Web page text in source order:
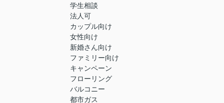
学生相談
法人可
カップル向け
女性向け
新婚さん向け
ファミリー向け
キャンペーン
フローリング
バルコニー
都市ガス